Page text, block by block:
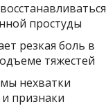
простуды
резкая боль в
тяжестей
нехватки
признаки